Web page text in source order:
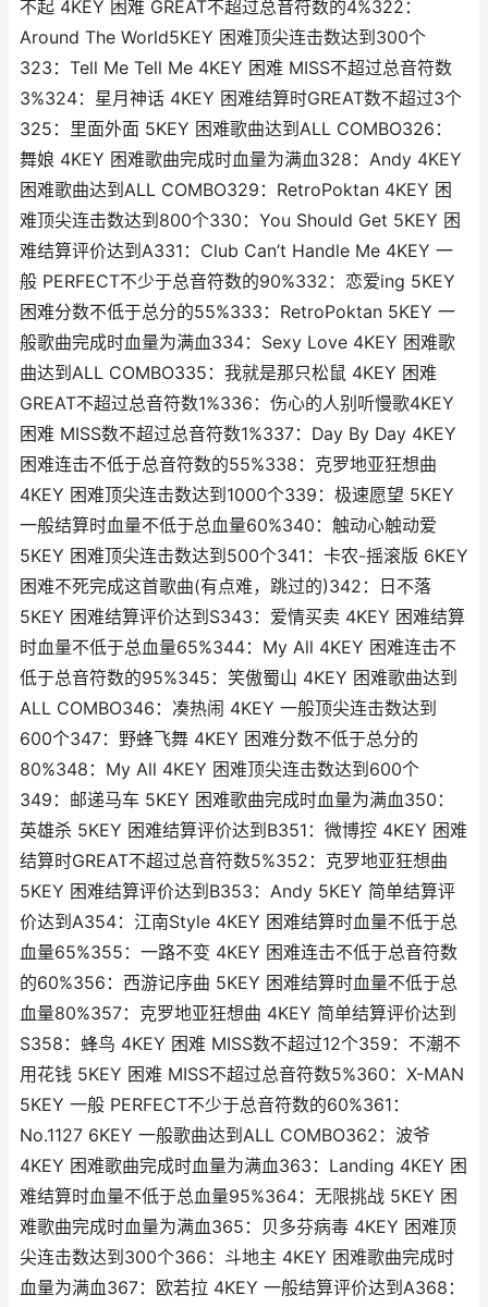
不起 4KEY 困难 GREAT不超过总音符数的4%322：
Around The World5KEY 困难顶尖连击数达到300个
323：Tell Me Tell Me 4KEY 困难 MISS不超过总音符数
3%324：星月神话 4KEY 困难结算时GREAT数不超过3个
325：里面外面 5KEY 困难歌曲达到ALL COMBO326：
舞娘 4KEY 困难歌曲完成时血量为满血328：Andy 4KEY
困难歌曲达到ALL COMBO329：RetroPoktan 4KEY 困
难顶尖连击数达到800个330：You Should Get 5KEY 困
难结算评价达到A331：Club Can’t Handle Me 4KEY 一
般 PERFECT不少于总音符数的90%332：恋爱ing 5KEY
困难分数不低于总分的55%333：RetroPoktan 5KEY 一
般歌曲完成时血量为满血334：Sexy Love 4KEY 困难歌
曲达到ALL COMBO335：我就是那只松鼠 4KEY 困难
GREAT不超过总音符数1%336：伤心的人别听慢歌4KEY
困难 MISS数不超过总音符数1%337：Day By Day 4KEY
困难连击不低于总音符数的55%338：克罗地亚狂想曲
4KEY 困难顶尖连击数达到1000个339：极速愿望 5KEY
一般结算时血量不低于总血量60%340：触动心触动爱
5KEY 困难顶尖连击数达到500个341：卡农-摇滚版 6KEY
困难不死完成这首歌曲(有点难，跳过的)342：日不落
5KEY 困难结算评价达到S343：爱情买卖 4KEY 困难结算
时血量不低于总血量65%344：My All 4KEY 困难连击不
低于总音符数的95%345：笑傲蜀山 4KEY 困难歌曲达到
ALL COMBO346：凑热闹 4KEY 一般顶尖连击数达到
600个347：野蜂飞舞 4KEY 困难分数不低于总分的
80%348：My All 4KEY 困难顶尖连击数达到600个
349：邮递马车 5KEY 困难歌曲完成时血量为满血350：
英雄杀 5KEY 困难结算评价达到B351：微博控 4KEY 困难
结算时GREAT不超过总音符数5%352：克罗地亚狂想曲
5KEY 困难结算评价达到B353：Andy 5KEY 简单结算评
价达到A354：江南Style 4KEY 困难结算时血量不低于总
血量65%355：一路不变 4KEY 困难连击不低于总音符数
的60%356：西游记序曲 5KEY 困难结算时血量不低于总
血量80%357：克罗地亚狂想曲 4KEY 简单结算评价达到
S358：蜂鸟 4KEY 困难 MISS数不超过12个359：不潮不
用花钱 5KEY 困难 MISS不超过总音符数5%360：X-MAN
5KEY 一般 PERFECT不少于总音符数的60%361：
No.1127 6KEY 一般歌曲达到ALL COMBO362：波爷
4KEY 困难歌曲完成时血量为满血363：Landing 4KEY 困
难结算时血量不低于总血量95%364：无限挑战 5KEY 困
难歌曲完成时血量为满血365：贝多芬病毒 4KEY 困难顶
尖连击数达到300个366：斗地主 4KEY 困难歌曲完成时
血量为满血367：欧若拉 4KEY 一般结算评价达到A368：